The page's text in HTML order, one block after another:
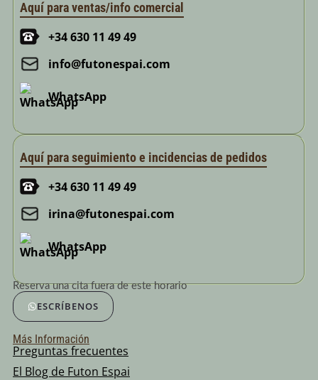
Aquí para ventas/info comercial
+34 630 11 49 49
info@futonespai.com
WhatsApp
Aquí para seguimiento e incidencias de pedidos
+34 630 11 49 49
irina@futonespai.com
WhatsApp
Reserva una cita fuera de este horario
ESCRÍBENOS
Más Información
Preguntas frecuentes
El Blog de Futon Espai